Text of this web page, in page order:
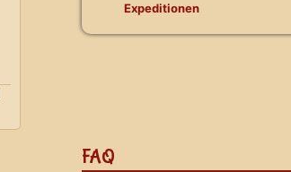
Expeditionen
FAQ